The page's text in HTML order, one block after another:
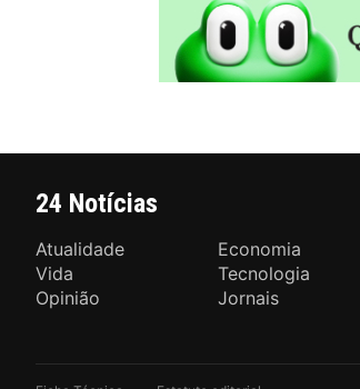
24 Notícias
Atualidade Economia
Vida
Tecnologia
Opinião
Jornais